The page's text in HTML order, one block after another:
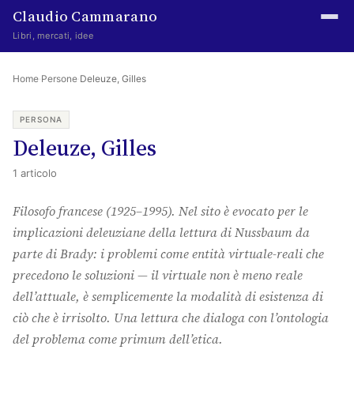
Claudio Cammarano
Libri, mercati, idee
Home
Writings
Curated
Learning log
Irene Media
Indice
About
The Abstract
Home·Persone·Deleuze, Gilles
PERSONA
Deleuze, Gilles
1 articolo
Filosofo francese (1925–1995). Nel sito è evocato per le
implicazioni deleuziane della lettura di Nussbaum da
parte di Brady: i problemi come entità virtuale-reali che
precedono le soluzioni — il virtuale non è meno reale
dell’attuale, è semplicemente la modalità di esistenza di
ciò che è irrisolto. Una lettura che dialoga con l’ontologia
del problema come primum dell’etica.